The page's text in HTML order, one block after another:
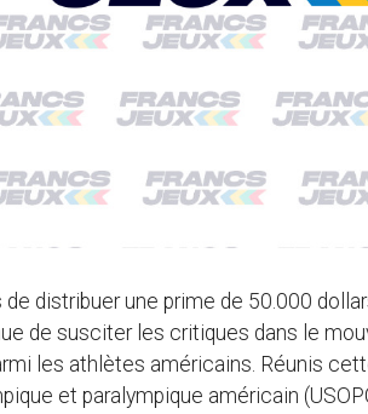
distribuer une prime de 50.000
de susciter les critiques dans le
les athlètes américains. Réunis
et paralympique américain